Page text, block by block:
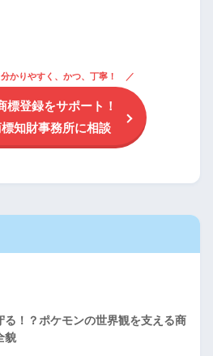
かりやすく、かつ、丁寧！
標登録をサポート！
知財事務所に相談
る！？ポケモンの世界観を支える商
貌